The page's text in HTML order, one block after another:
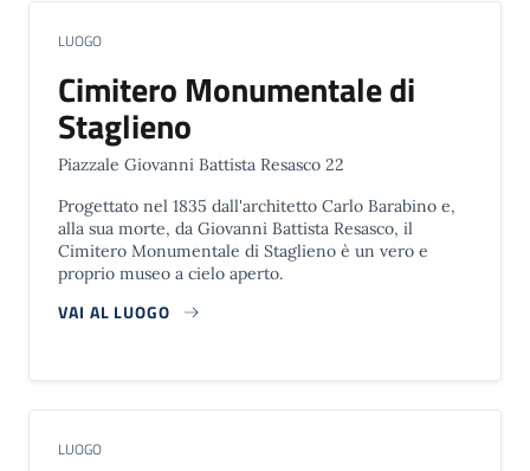
LUOGO
Cimitero Monumentale di
Staglieno
Piazzale Giovanni Battista Resasco 22
Progettato nel 1835 dall'architetto Carlo Barabino e,
alla sua morte, da Giovanni Battista Resasco, il
Cimitero Monumentale di Staglieno è un vero e
proprio museo a cielo aperto.
VAI AL LUOGO
LUOGO